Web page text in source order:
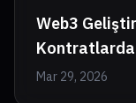
Web3
Mar 29, 2026